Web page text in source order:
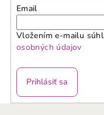
Email
Vložením e-mailu
osobných údajov
Prihlásiť sa